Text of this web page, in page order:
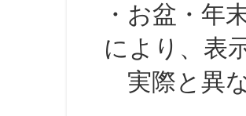
・お盆・年
により、表
実際と異な